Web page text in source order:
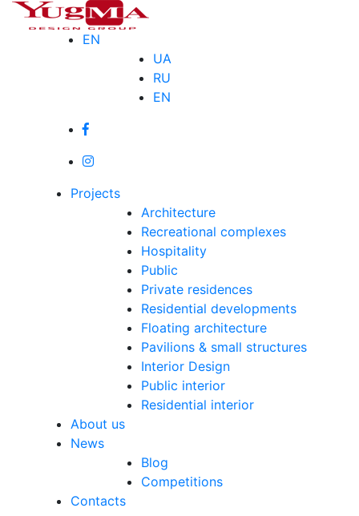
Skip
EN
UA
RU
EN
Projects
Architecture
Recreational complexes
Hospitality
Public
Private residences
Residential developments
Floating architecture
Pavilions & small structures
Interior Design
Public interior
Residential interior
About us
News
Blog
Competitions
Contacts